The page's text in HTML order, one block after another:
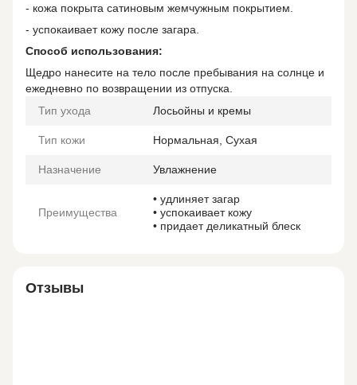
- кожа покрыта сатиновым жемчужным покрытием.
- успокаивает кожу после загара.
Способ использования:
Щедро нанесите на тело после пребывания на солнце и
ежедневно по возвращении из отпуска.
Тип ухода
Лосьойны и кремы
Тип кожи Нормальная, Сухая
Назначение Увлажнение
Преимущества
• удлиняет загар
• успокаивает кожу
• придает деликатный блеск
Отзывы